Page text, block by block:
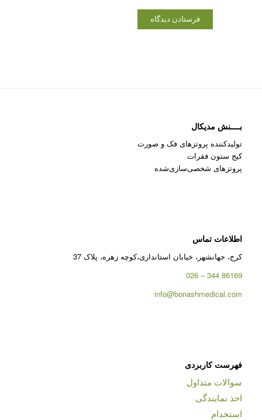
بــــنش مدیکال
تولیدکننده پروتزهای فک و صورت
کیج ستون فقرات
پروتزهای شخصی‌سازی‌شده
اطلاعات تماس
کرج، جهانشهر، خیابان استانداری،کوچه زهره، پلاک 37
86169 344 – 026
info@bonashmedical.com
فهرست کاربردی
سوالات متداول
اخذ نمایندگی
استخدام